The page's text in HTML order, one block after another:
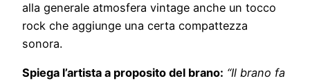
alla generale atmosfera vintage anche un tocco
rock che aggiunge una certa compattezza
sonora.
Spiega l’artista a proposito del brano: “Il brano fa